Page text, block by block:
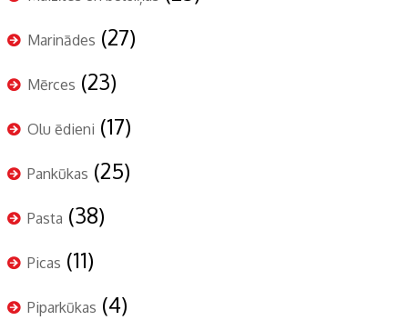
Marinādes (27)
Mērces (23)
Olu ēdieni (17)
Pankūkas (25)
Pasta (38)
Picas (11)
Piparkūkas (4)